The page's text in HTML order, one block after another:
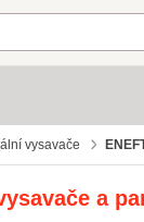
vysavače
a